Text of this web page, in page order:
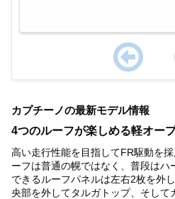
of
カプチーノの最新モデル情報
4つのルーフが楽しめる軽オー
高い走行性能を目指してFR駆動を
ーフは普通の幌ではなく、普段は
できるルーフパネルは左右2枚を外
央部を外してタルガトップ、そして